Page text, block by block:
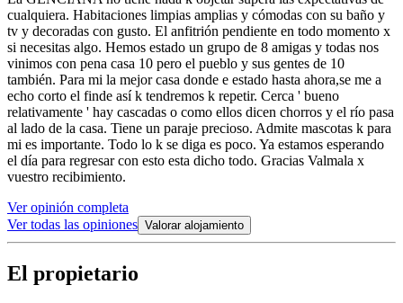
cualquiera. Habitaciones limpias amplias y cómodas con su baño y
tv y decoradas con gusto. El anfitrión pendiente en todo momento x
si necesitas algo. Hemos estado un grupo de 8 amigas y todas nos
vinimos con pena casa 10 pero el pueblo y sus gentes de 10
también. Para mi la mejor casa donde e estado hasta ahora,se me a
echo corto el finde así k tendremos k repetir. Cerca ' bueno
relativamente ' hay cascadas o como ellos dicen chorros y el río pasa
al lado de la casa. Tiene un paraje precioso. Admite mascotas k para
mi es importante. Todo lo k se diga es poco. Ya estamos esperando
el día para regresar con esto esta dicho todo. Gracias Valmala x
vuestro recibimiento.
Ver opinión completa
Ver todas las opiniones Valorar alojamiento
El propietario